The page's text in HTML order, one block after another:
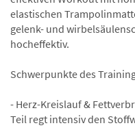
elastischen
gelenk- und
hocheffektiv.
Schwerpunkte des
- Herz-Kreislauf &
Teil regt intensiv den